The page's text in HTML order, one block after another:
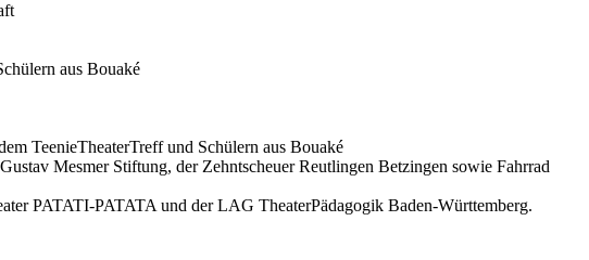
aus Bouaké
TeenieTheaterTreff und Schü­lern aus Bouaké
Mes­mer Stif­tung, der Zehntscheuer Reut­lin­gen Bet­zin­gen sowie Fahr­rad
PATATI-PATATA und der LAG TheaterPädagogik Baden-Württemberg.